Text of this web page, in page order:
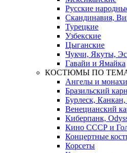
Русские
Скандинавия,
Турецкие
Узбекские
Цыганские
Чукчи, Якуты,
Гавайи и Ямайка
КОСТЮМЫ ПО
Ангелы и монахи
Бразильский
Бурлеск,
Венецианский
Киберпанк,
Кино СССР и
Концертные
Корсеты